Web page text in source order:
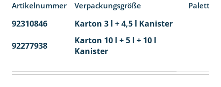
Artikelnummer Verpackungsgröße
92310846 Karton 3 l + 4,5 l Kanister
92277938
Karton 10 l + 5 l + 10 l
Kanister